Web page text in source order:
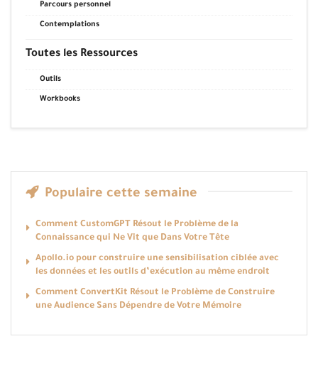
Parcours personnel
Contemplations
Toutes les Ressources
Outils
Workbooks
Populaire cette semaine
Comment CustomGPT Résout le Problème de la
Connaissance qui Ne Vit que Dans Votre Tête
Apollo.io pour construire une sensibilisation ciblée avec
les données et les outils d’exécution au même endroit
Comment ConvertKit Résout le Problème de Construire
une Audience Sans Dépendre de Votre Mémoire